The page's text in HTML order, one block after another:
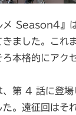
メ Season4』
ました。これ
本格的にアク
、第 4 話に登場
。遠征回はそ